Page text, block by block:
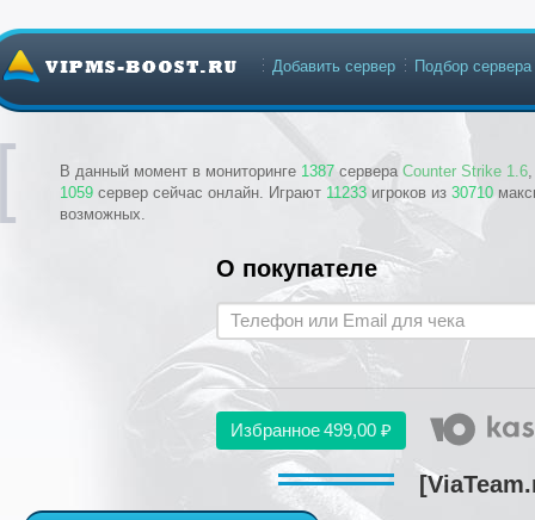
В данный момент в мониторинге 1387 сервера Counter Strike 1.6
1059 сервер сейчас онлайн. Играют 11233 игроков из 30710
возможных.
Добавить сервер Подбор сервера
О покупателе
Избранное499,00 ₽